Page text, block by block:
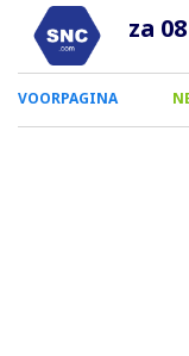
za
0
Smartphone
VOORPAGINA